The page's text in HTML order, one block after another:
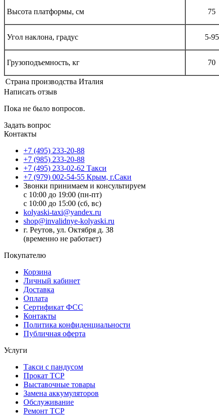
Высота платформы, см 75
Угол наклона, градус 5-95
Грузоподъемность, кг 70
Страна производства Италия
Написать отзыв
Пока не было вопросов.
Задать вопрос
Контакты
+7 (495) 233-20-88
+7 (985) 233-20-88
+7 (495) 233-02-62 Такси
+7 (979) 002-54-55 Крым, г.Саки
Звонки принимаем и консультируем
с 10:00 до 19:00 (пн-пт)
с 10:00 до 15:00 (сб, вс)
kolyaski-taxi@yandex.ru
shop@invalidnye-kolyaski.ru
г. Реутов, ул. Октября д. 38
(временно не работает)
Покупателю
Корзина
Личный кабинет
Доставка
Оплата
Сертификат ФСС
Контакты
Политика конфиденциальности
Публичная оферта
Услуги
Такси с пандусом
Прокат ТСР
Выставочные товары
Замена аккумуляторов
Обслуживание
Ремонт ТСР